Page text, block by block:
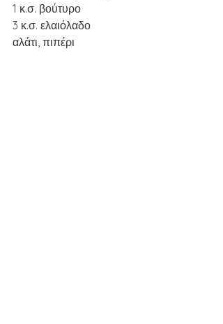
1 κ.σ. βούτυρο
3 κ.σ. ελαιόλαδο
αλάτι, πιπέρι